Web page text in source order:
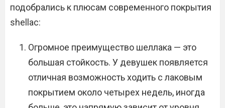
подобрались к плюсам современного покрытия
shellac:
Огромное преимущество шеллака — это
большая стойкость. У девушек появляется
отличная возможность ходить с лаковым
покрытием около четырех недель, иногда